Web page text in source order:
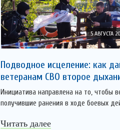
5 АВГУСТА
Подводное исцеление: как
ветеранам СВО второе
Инициатива направлена на то, чтобы
получившие ранения в ходе боевых
Читать далее